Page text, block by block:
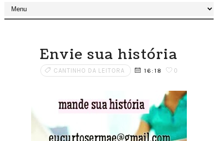
Envie sua história
CANTINHO DA LEITORA 16:18 0